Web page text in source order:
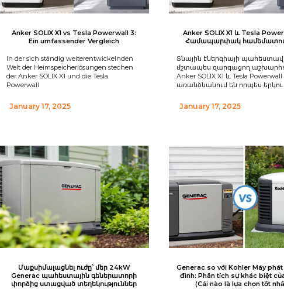
Anker SOLIX X1 vs Tesla Powerwall 3:
Ein umfassender Vergleich
In der sich ständig weiterentwickelnden
Welt der Heimspeicherlösungen stechen
der Anker SOLIX X1 und die Tesla
Powerwall
January 17, 2025
Anker SOLIX X1 և Tesla
Համապարփակ
Տնային էներգիայի
մշտապես զարգացող
Anker SOLIX X1 և Tesla Powerwall
առանձնանում են որպես երկու
January 17, 2025
Մաքսիմալացնել ուժը՝ մեր 24kW
Generac պահեստային գեներատորի
փորձից ստացված տեղեկություններ
Generac so với Kohler Máy
đình: Phân tích sự khác biệt
(Cái nào là lựa chọn tốt